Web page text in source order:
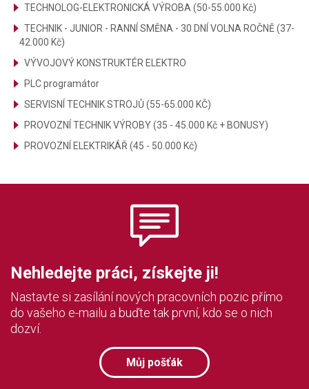
TECHNOLOG-ELEKTRONICKÁ VÝROBA (50-55.000 Kč)
TECHNIK - JUNIOR - RANNÍ SMĚNA - 30 DNÍ VOLNA ROČNĚ (37-
42.000 Kč)
VÝVOJOVÝ KONSTRUKTÉR ELEKTRO
PLC programátor
SERVISNÍ TECHNIK STROJŮ (55-65.000 KČ)
PROVOZNÍ TECHNIK VÝROBY (35 - 45.000 Kč + BONUSY)
PROVOZNÍ ELEKTRIKÁŘ (45 - 50.000 Kč)
Nehledejte práci, získejte ji!
Nastavte si zasílání nových pracovních pozic přímo
do vašeho e-mailu a buďte tak první, kdo se o nich
dozví.
Můj pošťák